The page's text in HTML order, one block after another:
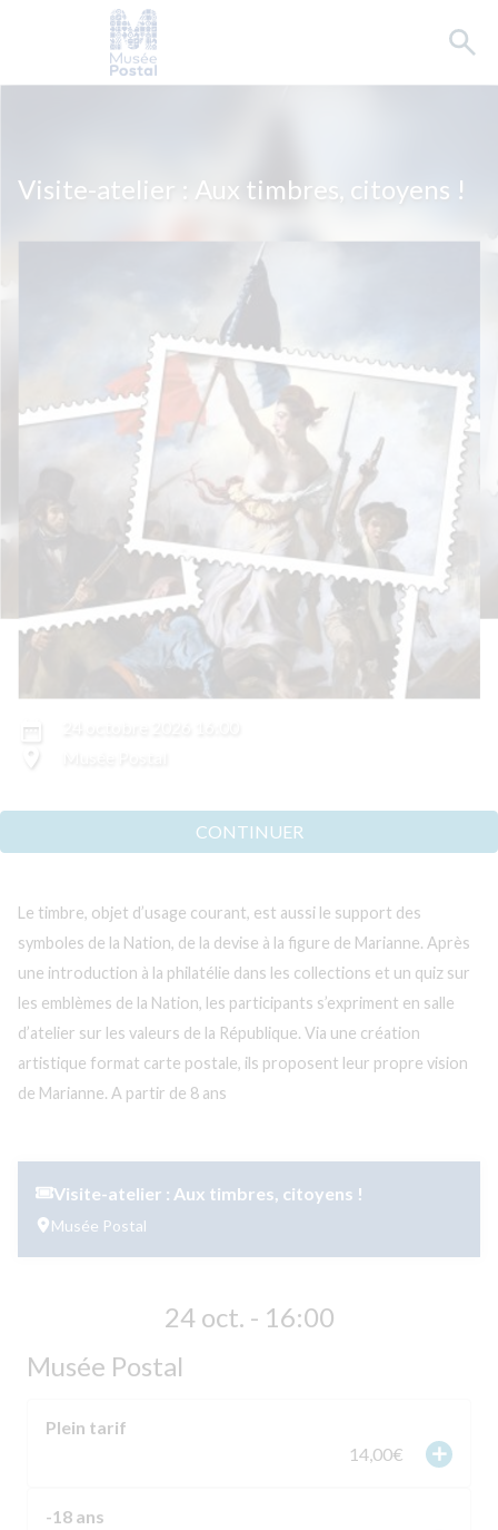
Visite-atelier : Aux timbres, citoyens !
date_range
room
CONTINUER
Le timbre, objet d’usage courant, est aussi le support des
symboles de la Nation, de la devise à la figure de Marianne. Après
une introduction à la philatélie dans les collections et un quiz sur
les emblèmes de la Nation, les participants s’expriment en salle
d’atelier sur les valeurs de la République. Via une création
artistique format carte postale, ils proposent leur propre vision
de Marianne. A partir de 8 ans
Visite-atelier : Aux timbres, citoyens !
Musée Postal
24 oct. - 16:00
Musée Postal
Plein tarif
14,00€
add
-18 ans